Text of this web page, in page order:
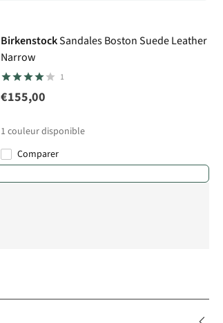
BirkenstockSandales Boston Suede Leather
Narrow
1
€155,00
1 couleur disponible
Comparer